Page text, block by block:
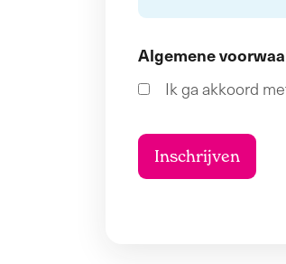
Algemene
Ik ga akkoord